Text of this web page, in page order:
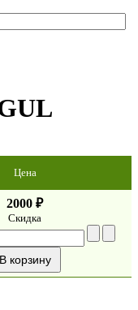
Цена
2000 ₽
Скидка
В корзину